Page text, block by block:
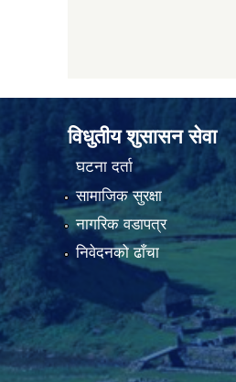
विधुतीय शुसासन सेवा
घटना दर्ता
सामाजिक सुरक्षा
नागरिक वडापत्र
निवेदनको ढाँचा